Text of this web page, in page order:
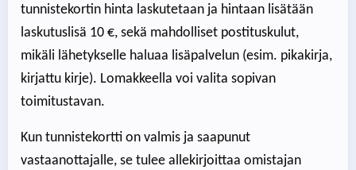
tunnistekortin hinta laskutetaan ja hintaan lisätään
laskutuslisä 10 €, sekä mahdolliset postituskulut,
mikäli lähetykselle haluaa lisäpalvelun (esim. pikakirja,
kirjattu kirje). Lomakkeella voi valita sopivan
toimitustavan.
Kun tunnistekortti on valmis ja saapunut
vastaanottajalle, se tulee allekirjoittaa omistajan